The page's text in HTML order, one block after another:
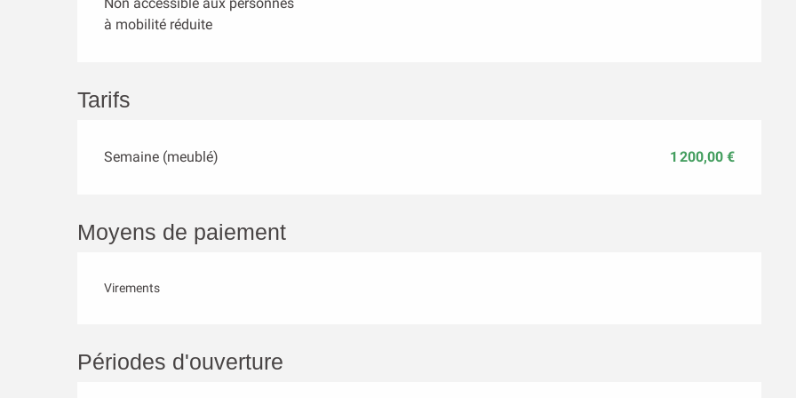
à mobilité réduite
Tarifs
Semaine (meublé) 1 200,00 €
Moyens de paiement
Virements
Périodes d'ouverture